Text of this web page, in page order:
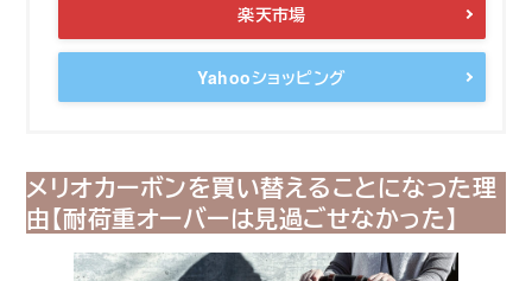
楽天市場
Yahooショッピング
メリオカーボンを買い替えることになった理
由【耐荷重オーバーは見過ごせなかった】